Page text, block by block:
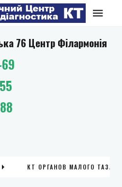
76 Центр Філармонія
КТ ОРГАНОВ МАЛОГО ТАЗА